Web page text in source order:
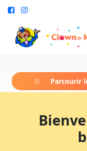
Parcourir